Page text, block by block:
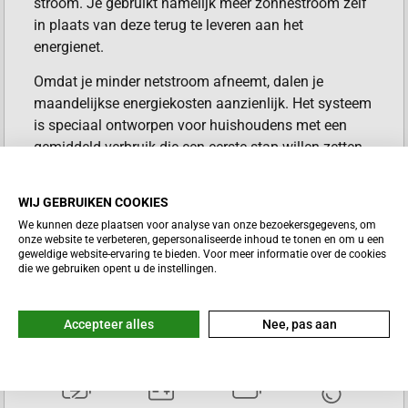
in plaats van deze terug te leveren aan het
energienet.
Omdat je minder netstroom afneemt, dalen je
maandelijkse energiekosten aanzienlijk. Het systeem
is speciaal ontworpen voor huishoudens met een
gemiddeld verbruik die een eerste stap willen zetten
VOORDELEN ZENDURE
SOLARFLOW 1600 AC+
Je verhoogt je zelfconsumptie door overschot
De installatie is eenvoudig en werkt volgens het
WIJ GEBRUIKEN COOKIES
We kunnen deze plaatsen voor analyse van onze bezoekersgegevens, om
onze website te verbeteren, gepersonaliseerde inhoud te tonen en om u een
geweldige website-ervaring te bieden. Voor meer informatie over de cookies
die we gebruiken opent u de instellingen.
Accepteer alles Nee, pas aan